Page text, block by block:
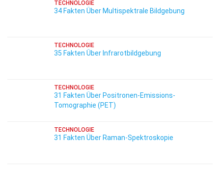
TECHNOLOGIE
34 Fakten Über Multispektrale Bildgebung
TECHNOLOGIE
35 Fakten Über Infrarotbildgebung
TECHNOLOGIE
31 Fakten Über Positronen-Emissions-
Tomographie (PET)
TECHNOLOGIE
31 Fakten Über Raman-Spektroskopie